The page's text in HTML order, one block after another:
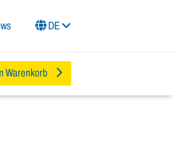
DE
Warenkorb